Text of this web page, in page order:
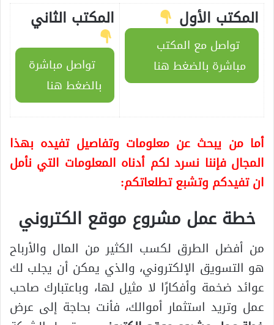
المكتب الأول
تواصل مع المكتب
مباشرة بالضغط هنا
المكتب الثاني
تواصل مباشرة
بالضغط هنا
أما من يبحث عن معلومات وتفاصيل تفيده بهذا
المجال فإننا نسرد لكم أدناه المعلومات التي نأمل
ان تفيدكم وتشبع تطلعاتكم:
خطة عمل مشروع موقع الكتروني
من أفضل الطرق لكسب الكثير من المال والأرباح
هو التسويق الإلكتروني، والذي يمكن أن يجلب لك
عوائد ضخمة وأفكارًا لا مثيل لها، وباعتبارك صاحب
عمل وتريد استثمار أموالك، فأنت بحاجة إلى عرض